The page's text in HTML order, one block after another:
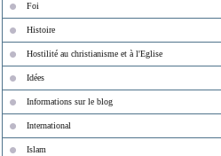
Foi
Histoire
Hostilité au christianisme et à l'Eglise
Idées
Informations sur le blog
International
Islam